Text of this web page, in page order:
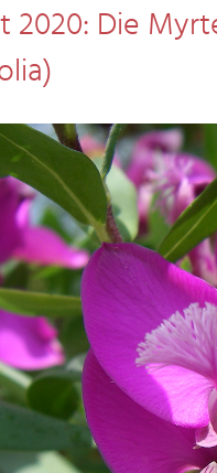
2020: Die